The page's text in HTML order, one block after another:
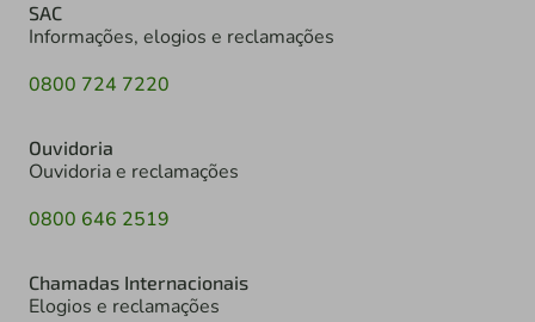
SAC
Informações, elogios e reclamações
0800 724 7220
Ouvidoria
Ouvidoria e reclamações
0800 646 2519
Chamadas Internacionais
Elogios e reclamações